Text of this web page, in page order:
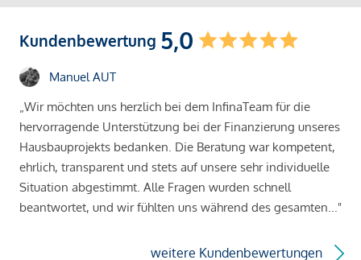
Kundenbewertung 5,0
Manuel AUT
„Wir möchten uns herzlich bei dem InfinaTeam für die
hervorragende Unterstützung bei der Finanzierung unseres
Hausbauprojekts bedanken. Die Beratung war kompetent,
ehrlich, transparent und stets auf unsere sehr individuelle
Situation abgestimmt. Alle Fragen wurden schnell
beantwortet, und wir fühlten uns während des gesamten..."
weitere Kundenbewertungen